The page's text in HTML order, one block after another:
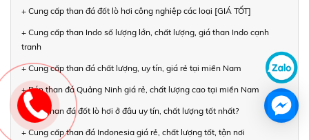
+ Cung cấp than đá đốt lò hơi công nghiệp các loại [GIÁ TỐT]
+ Cung cấp than Indo số lượng lớn, chất lượng, giá than Indo cạnh
tranh
+ Cung cấp than đá chất lượng, uy tín, giá rẻ tại miền Nam
+ Bán than đá Quảng Ninh giá rẻ, chất lượng cao tại miền Nam
+ Mua than đá đốt lò hơi ở đâu uy tín, chất lượng tốt nhất?
+ Cung cấp than đá Indonesia giá rẻ, chất lượng tốt, tận nơi